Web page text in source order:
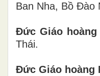
Ban Nha, Bồ Đào
Đức Giáo hoàng
Thái.
Đức Giáo hoàng